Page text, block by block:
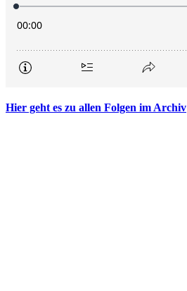
Hier geht es zu allen Folgen im Archiv